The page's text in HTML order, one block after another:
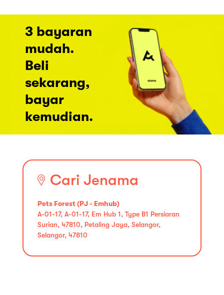
3 bayaran
mudah.
Beli
sekarang,
bayar
kemudian.
Cari Jenama
Pets Forest (PJ - Emhub)
A-01-17, A-01-17, Em Hub 1, Type B1 Persiaran
Surian, 47810, Petaling Jaya, Selangor,
Selangor, 47810